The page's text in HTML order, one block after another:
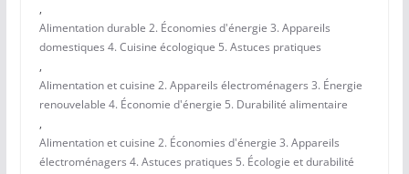
,
Alimentation durable 2. Économies d'énergie 3. Appareils
domestiques 4. Cuisine écologique 5. Astuces pratiques
,
Alimentation et cuisine 2. Appareils électroménagers 3. Énergie
renouvelable 4. Économie d'énergie 5. Durabilité alimentaire
,
Alimentation et cuisine 2. Économies d'énergie 3. Appareils
électroménagers 4. Astuces pratiques 5. Écologie et durabilité